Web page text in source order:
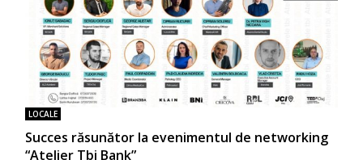
LOCALE
Succes răsunător la evenimentul de networking
“Atelier Tbi Bank”